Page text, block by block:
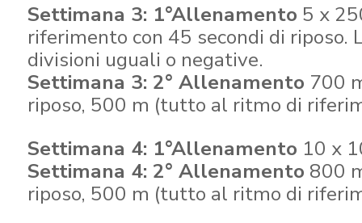
Settimana 3: 1°Allenamento 5 x
riferimento con 45 secondi di riposo.
divisioni uguali o negative.
Settimana 3: 2° Allenamento 700
riposo, 500 m (tutto al ritmo di
Settimana 4: 1°Allenamento 10 x
Settimana 4: 2° Allenamento 800
riposo, 500 m (tutto al ritmo di